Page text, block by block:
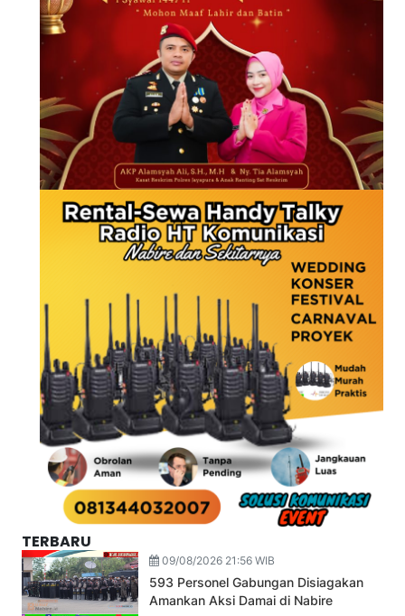
TERBARU
09/08/2026 21:56 WIB
593 Personel Gabungan Disiagakan
Amankan Aksi Damai di Nabire